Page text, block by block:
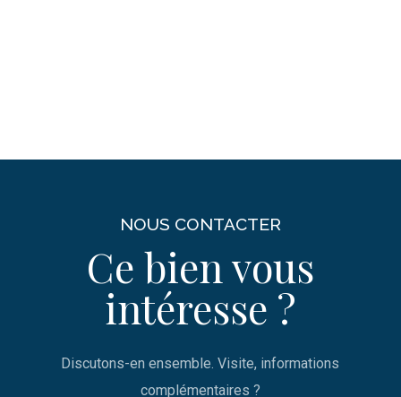
NOUS CONTACTER
Ce bien vous
intéresse ?
Discutons-en ensemble. Visite, informations
complémentaires ?